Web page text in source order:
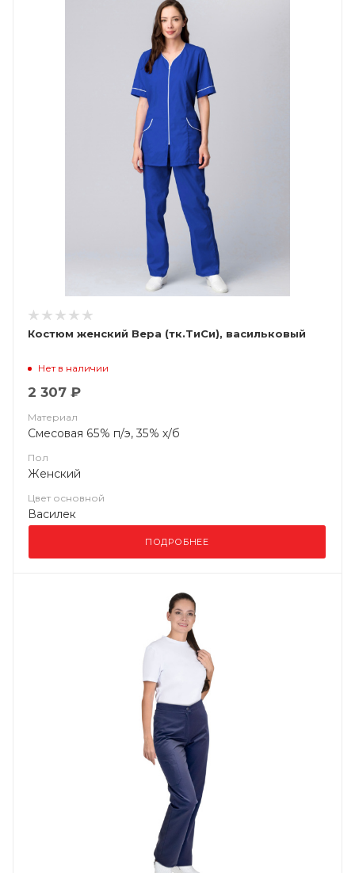
Костюм женский Вера (тк.ТиСи), васильковый
Нет в наличии
2 307 ₽
Материал
Смесовая 65% п/э, 35% х/б
Пол
Женский
Цвет основной
Василек
ПОДРОБНЕЕ